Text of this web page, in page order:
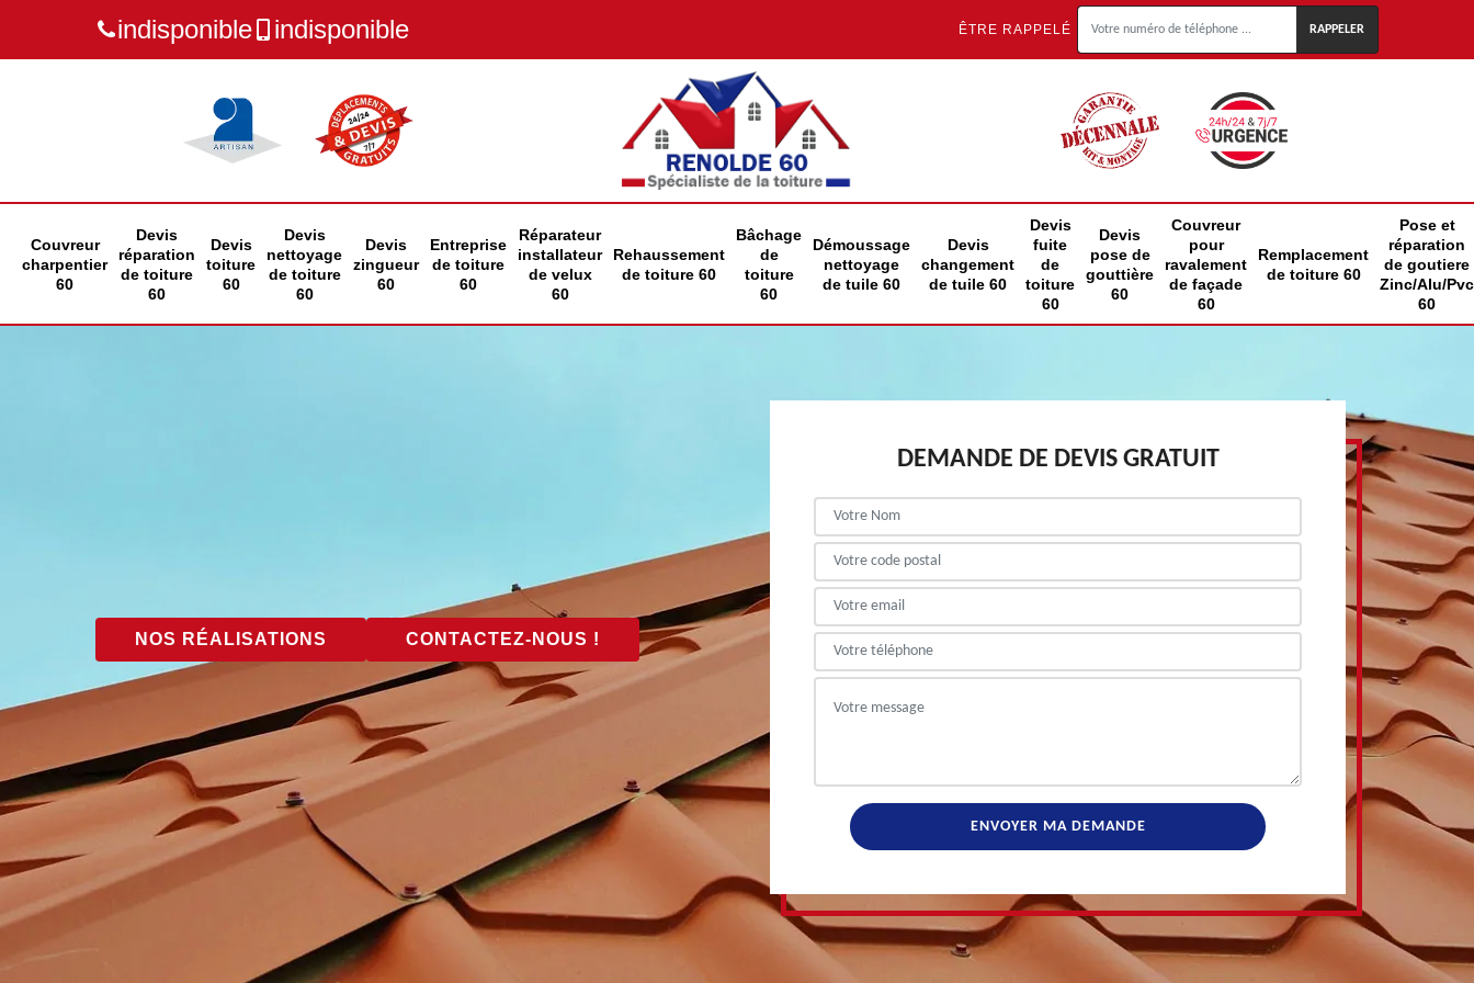
indisponible indisponible ÊTRE RAPPELÉ
Couvreur
charpentier
60
Devis
réparation
de toiture
60
Devis
toiture
60
Devis
nettoyage
de toiture
60
Devis
zingueur
60
Entreprise
de toiture
60
Réparateur
installateur
de velux
60
Rehaussement
de toiture 60
Bâchage
de
toiture
60
Démoussage
nettoyage
de tuile 60
Devis
changement
de tuile 60
Devis
fuite
de
toiture
60
Devis
pose de
gouttière
60
Couvreur
pour
ravalement
de façade
60
Remplacement
de toiture 60
Pose et
réparation
de goutiere
Zinc/Alu/Pvc
60
NOS RÉALISATIONS CONTACTEZ-NOUS !
DEMANDE DE DEVIS GRATUIT